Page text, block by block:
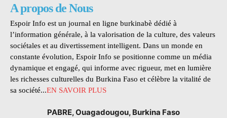
A propos de Nous
Espoir Info est un journal en ligne burkinabè dédié à
l’information générale, à la valorisation de la culture, des valeurs
sociétales et au divertissement intelligent. Dans un monde en
constante évolution, Espoir Info se positionne comme un média
dynamique et engagé, qui informe avec rigueur, met en lumière
les richesses culturelles du Burkina Faso et célèbre la vitalité de
sa société...EN SAVOIR PLUS
PABRE, Ouagadougou, Burkina Faso